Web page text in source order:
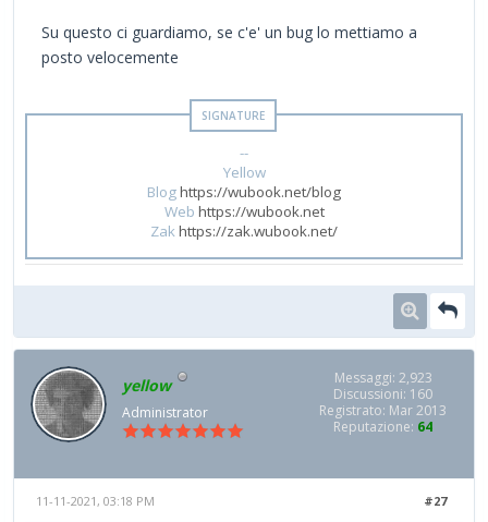
Su questo ci guardiamo, se c'e' un bug lo mettiamo a
posto velocemente
--
Yellow
Bloghttps://wubook.net/blog
Web https://wubook.net
Zakhttps://zak.wubook.net/
yellow
Administrator
Messaggi: 2,923
Discussioni: 160
Registrato: Mar 2013
Reputazione: 64
#27
11-11-2021, 03:18 PM